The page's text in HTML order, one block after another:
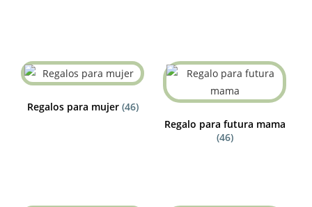
Regalos para mujer (46)
Regalo para futura mama
(46)